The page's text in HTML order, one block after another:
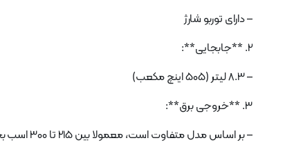
– دارای توربو شارژ
2. **جابجایی**:
– 8.3 لیتر (505 اینچ مکعب)
3. **خروجی برق**:
– بر اساس مدل متفاوت است، معمولا بین 215 تا 300 اسب بخار قدرت دارد